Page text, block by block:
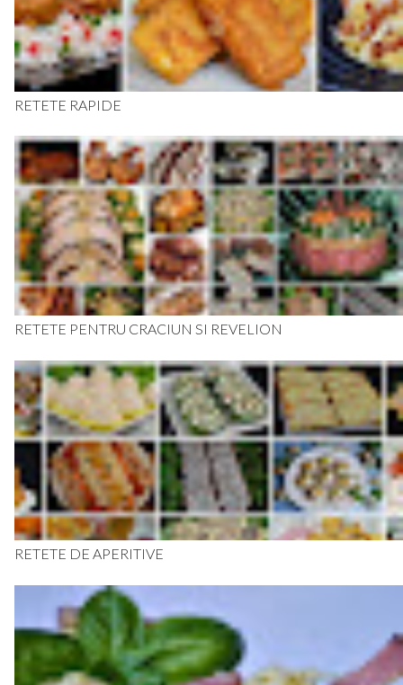
RETETE RAPIDE
RETETE PENTRU CRACIUN SI REVELION
RETETE DE APERITIVE